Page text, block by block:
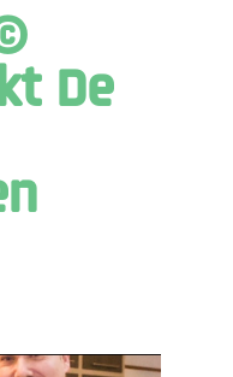
De